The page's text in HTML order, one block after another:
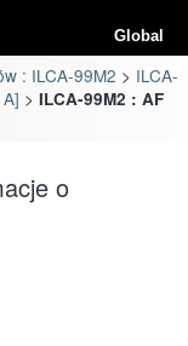
Global
: ILCA-99M2
ILCA-
ILCA-99M2 : AF
o